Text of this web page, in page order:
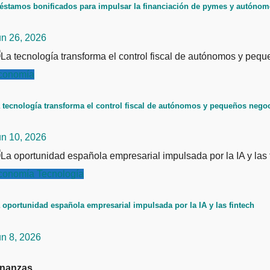
bonificados para impulsar la financiación de pymes y
26, 2026
tecnología transforma el control fiscal de autónomos y pequeños
10, 2026
Tecnología
oportunidad española empresarial impulsada por la IA y las fintech
8, 2026